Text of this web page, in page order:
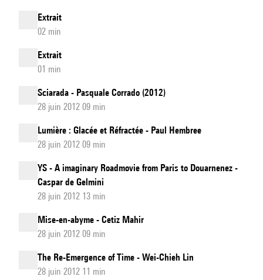
Extrait
02 min
Extrait
01 min
Sciarada - Pasquale Corrado (2012)
28 juin 2012 09 min
Lumière : Glacée et Réfractée - Paul Hembree
28 juin 2012 09 min
YS - A imaginary Roadmovie from Paris to Douarnenez -
Caspar de Gelmini
28 juin 2012 13 min
Mise-en-abyme - Cetiz Mahir
28 juin 2012 09 min
The Re-Emergence of Time - Wei-Chieh Lin
28 juin 2012 11 min